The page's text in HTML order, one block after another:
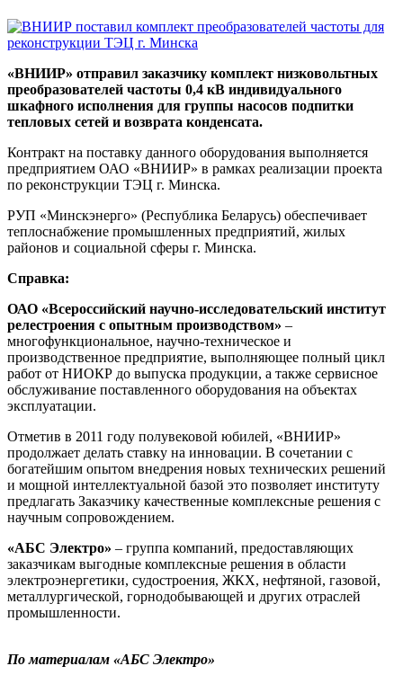
«ВНИИР» отправил заказчику комплект низковольтных
преобразователей частоты 0,4 кВ индивидуального
шкафного исполнения для группы насосов подпитки
тепловых сетей и возврата конденсата.
Контракт на поставку данного оборудования выполняется
предприятием ОАО «ВНИИР» в рамках реализации проекта
по реконструкции ТЭЦ г. Минска.
РУП «Минскэнерго» (Республика Беларусь) обеспечивает
теплоснабжение промышленных предприятий, жилых
районов и социальной сферы г. Минска.
Справка:
ОАО «Всероссийский научно-исследовательский институт
релестроения с опытным производством» –
многофункциональное, научно-техническое и
производственное предприятие, выполняющее полный цикл
работ от НИОКР до выпуска продукции, а также сервисное
обслуживание поставленного оборудования на объектах
эксплуатации.
Отметив в 2011 году полувековой юбилей, «ВНИИР»
продолжает делать ставку на инновации. В сочетании с
богатейшим опытом внедрения новых технических решений
и мощной интеллектуальной базой это позволяет институту
предлагать Заказчику качественные комплексные решения с
научным сопровождением.
«АБС Электро» – группа компаний, предоставляющих
заказчикам выгодные комплексные решения в области
электроэнергетики, судостроения, ЖКХ, нефтяной, газовой,
металлургической, горнодобывающей и других отраслей
промышленности.
По материалам «АБС Электро»